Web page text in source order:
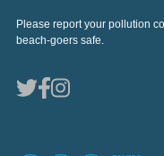
Please report your pollution
beach-goers safe.